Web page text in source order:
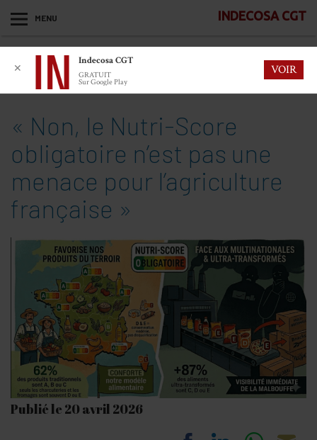
MENU INDECOSA CGT
« Non, le Nutri-Score
obligatoire n’est pas une
menace pour l’agriculture
française »
Publié le 20 avril 2026
✕
Indecosa CGT
GRATUIT
Sur Google Play
VOIR